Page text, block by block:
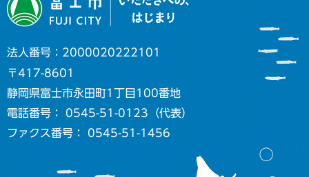
法人番号：2000020222101
〒417-8601
静岡県富士市永田町1丁目100番地
電話番号： 0545-51-0123（代表）
ファクス番号： 0545-51-1456